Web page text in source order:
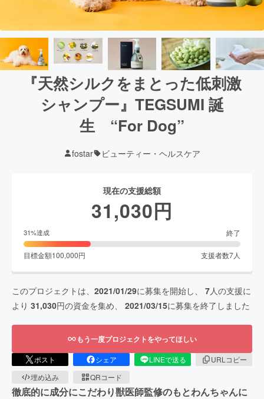
『天然シルクをまとった低刺激
シャンプー』TEGSUMI 誕
生 “For Dog”
fostar ビューティー・ヘルスケア
現在の支援総額
31,030円
31%達成 終了
目標金額100,000円 支援者数7人
このプロジェクトは、 2021/01/29に募集を開始し、 7人の支援に
より 31,030円の資金を集め、 2021/03/15に募集を終了しました
もう一度プロジェクトをやってほしい
ポスト シェア LINEで送る
URLコピー
埋め込み
QRコード
徹底的に成分にこだわり獣医師監修のもとわんちゃんに